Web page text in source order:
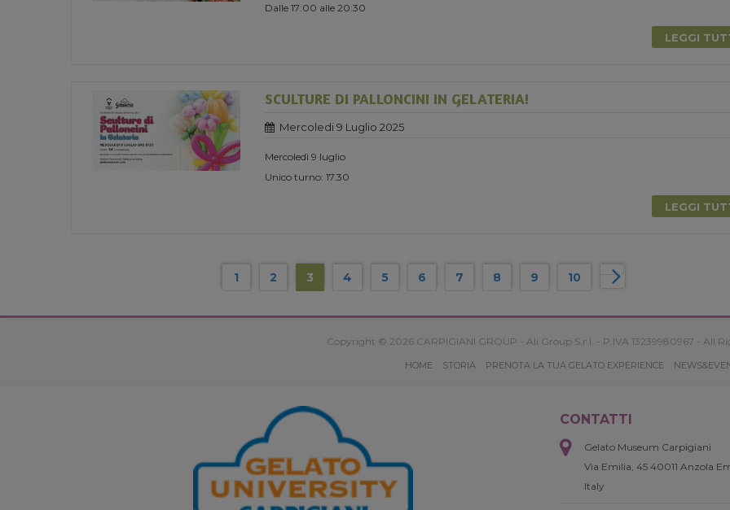
Dalle 17:00 alle 20:30
LEGGI
SCULTURE DI PALLONCINI IN GELATERIA!
Mercoledi 9 Luglio 2025
Mercoledì 9 luglio
Unico turno: 17.30
LEGGI
1 2 3 4 5 6 7 8 9 10
Copyright © 2026 CARPIGIANI GROUP - Ali Group S.r.l. - P.IVA 13239980967 - All
HOME STORIA PRENOTA LA TUA GELATO EXPERIENCE
CONTATTI
Gelato Museum Carpigiani
Via Emilia, 45 40011 Anzola
Italy